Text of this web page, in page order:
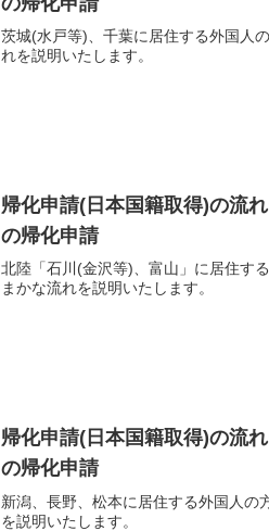
茨城(水戸等)、千葉に居住する外国人
れを説明いたします。
帰化申請(日本国籍取得)の流
の帰化申請
北陸「石川(金沢等)、富山」に居住す
まかな流れを説明いたします。
帰化申請(日本国籍取得)の流
の帰化申請
新潟、長野、松本に居住する外国人の
を説明いたします。